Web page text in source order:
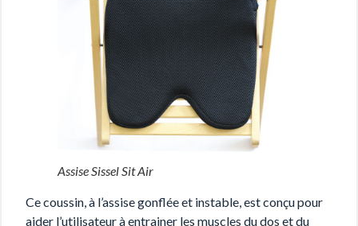
Assise Sissel Sit Air
Ce coussin, à l’assise gonflée et instable, est conçu pour
aider l’utilisateur à entrainer les muscles du dos et du